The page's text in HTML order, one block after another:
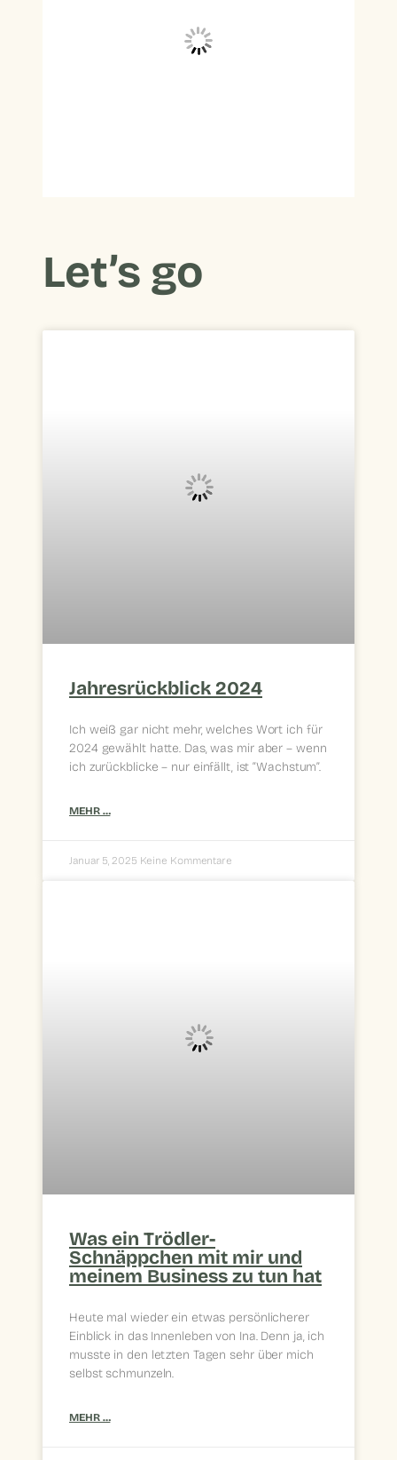
Let’s go
Jahresrückblick 2024
Ich weiß gar nicht mehr, welches Wort ich für
2024 gewählt hatte. Das, was mir aber – wenn
ich zurückblicke – nur einfällt, ist “Wachstum”.
MEHR …
Januar 5, 2025 Keine Kommentare
Was ein Trödler-
Schnäppchen mit mir und
meinem Business zu tun hat
Heute mal wieder ein etwas persönlicherer
Einblick in das Innenleben von Ina. Denn ja, ich
musste in den letzten Tagen sehr über mich
selbst schmunzeln.
MEHR …